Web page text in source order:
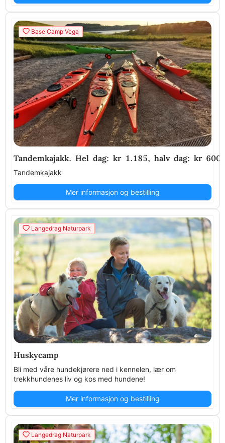
Base Camp Vega
Tandemkajakk. Hel dag: kr 1.185, halv dag: kr 600
Tandemkajakk
Mer informasjon og bestilling
Langedrag Naturpark
Huskycamp
Bli med våre hundekjørere ned i kennelen, lær om
trekkhundenes liv og kos med hundene!
Mer informasjon og bestilling
Langedrag Naturpark